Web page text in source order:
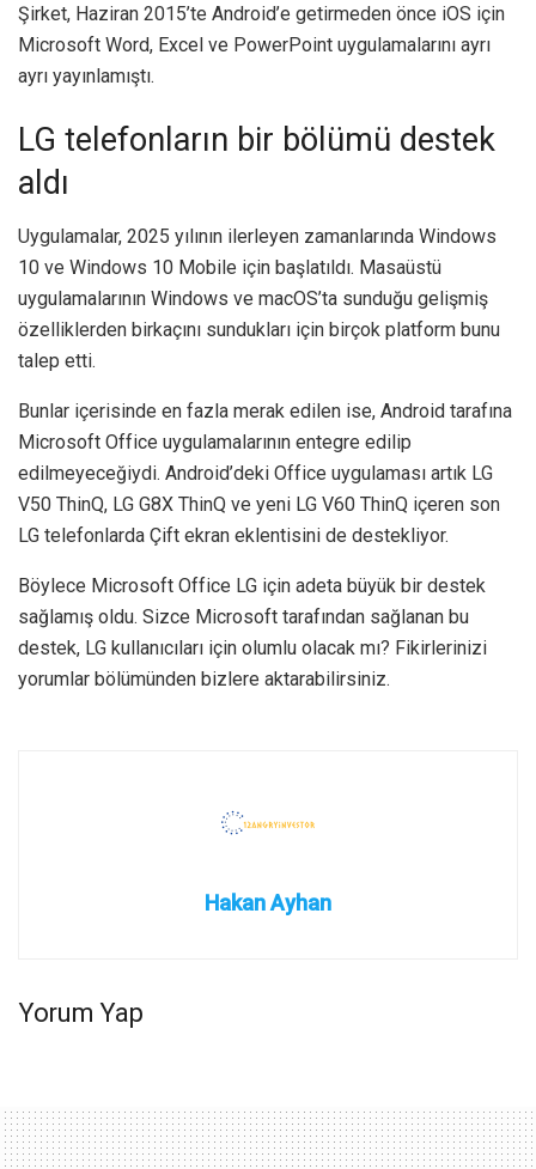
Şirket, Haziran 2015’te Android’e getirmeden önce iOS için
Microsoft Word, Excel ve PowerPoint uygulamalarını ayrı
ayrı yayınlamıştı.
LG telefonların bir bölümü destek
aldı
Uygulamalar, 2025 yılının ilerleyen zamanlarında Windows
10 ve Windows 10 Mobile için başlatıldı. Masaüstü
uygulamalarının Windows ve macOS’ta sunduğu gelişmiş
özelliklerden birkaçını sundukları için birçok platform bunu
talep etti.
Bunlar içerisinde en fazla merak edilen ise, Android tarafına
Microsoft Office uygulamalarının entegre edilip
edilmeyeceğiydi. Android’deki Office uygulaması artık LG
V50 ThinQ, LG G8X ThinQ ve yeni LG V60 ThinQ içeren son
LG telefonlarda Çift ekran eklentisini de destekliyor.
Böylece Microsoft Office LG için adeta büyük bir destek
sağlamış oldu. Sizce Microsoft tarafından sağlanan bu
destek, LG kullanıcıları için olumlu olacak mı? Fikirlerinizi
yorumlar bölümünden bizlere aktarabilirsiniz.
Hakan Ayhan
Yorum Yap